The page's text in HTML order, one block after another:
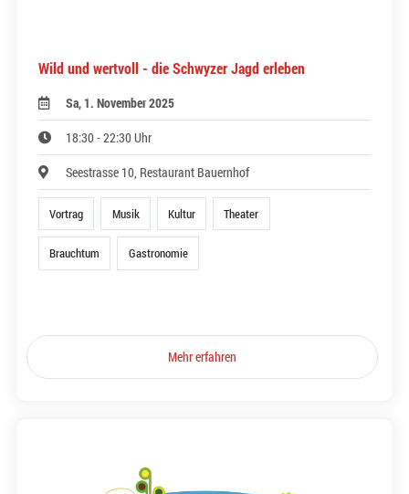
Wild und wertvoll - die Schwyzer Jagd erleben
Sa, 1. November 2025
18:30 - 22:30 Uhr
Seestrasse 10, Restaurant Bauernhof
Vortrag Musik Kultur Theater
Brauchtum Gastronomie
Mehr erfahren